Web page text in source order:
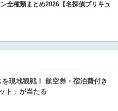
全種類まとめ2026【名探偵プリキュ
現地観戦！ 航空券・宿泊費付き
ト」が当たる